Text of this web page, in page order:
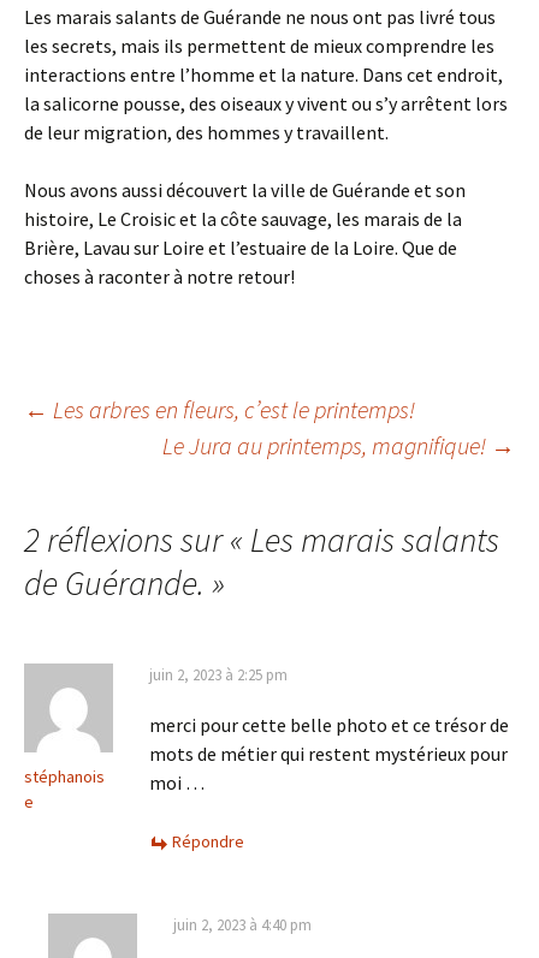
Les marais salants de Guérande ne nous ont pas livré tous
les secrets, mais ils permettent de mieux comprendre les
interactions entre l’homme et la nature. Dans cet endroit,
la salicorne pousse, des oiseaux y vivent ou s’y arrêtent lors
de leur migration, des hommes y travaillent.
Nous avons aussi découvert la ville de Guérande et son
histoire, Le Croisic et la côte sauvage, les marais de la
Brière, Lavau sur Loire et l’estuaire de la Loire. Que de
choses à raconter à notre retour!
Navigation
articles
← Les arbres en fleurs, c’est le printemps!
Le Jura au printemps, magnifique! →
2 réflexions sur « Les marais salants
de Guérande. »
stéphanois
e
juin 2, 2023 à 2:25 pm
merci pour cette belle photo et ce trésor de
mots de métier qui restent mystérieux pour
moi …
Répondre
juin 2, 2023 à 4:40 pm